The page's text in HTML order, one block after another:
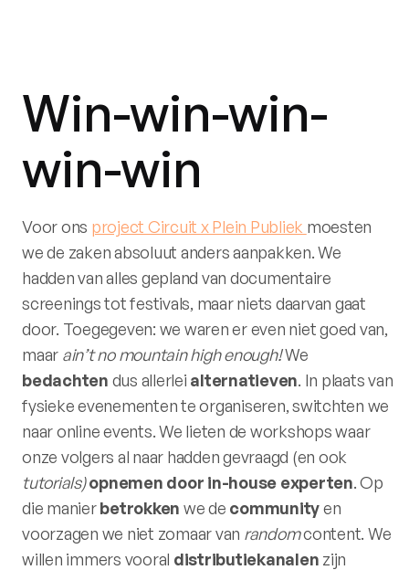
Win-win-win-
win-win
Voor ons project Circuit x Plein Publiek moesten
we de zaken absoluut anders aanpakken. We
hadden van alles gepland van documentaire
screenings tot festivals, maar niets daarvan gaat
door. Toegegeven: we waren er even niet goed van,
maar ain’t no mountain high enough!We
bedachten dus allerlei alternatieven. In plaats van
fysieke evenementen te organiseren, switchten we
naar online events. We lieten de workshops waar
onze volgers al naar hadden gevraagd (en ook
tutorials) opnemen door in-house experten. Op
die manierbetrokken we de communityen
voorzagen we niet zomaar van randomcontent. We
willen immers vooral distributiekanalen zijn